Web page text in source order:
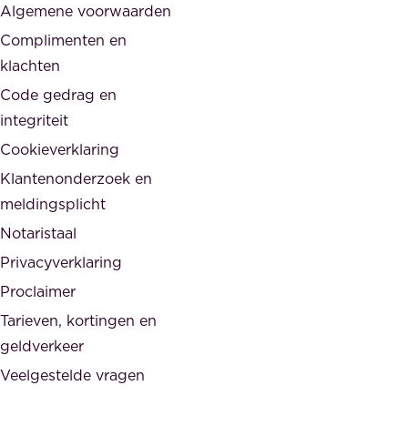
d
e
n
i
n
t
e
g
.
,
d
e
o
v
e
r
h
e
i
e
n
d
Algemene voorwaarden
Complimenten en
klachten
Code gedrag en
integriteit
Cookieverklaring
Klantenonderzoek en
meldingsplicht
Notaristaal
Privacyverklaring
Proclaimer
Tarieven, kortingen en
geldverkeer
Veelgestelde vragen